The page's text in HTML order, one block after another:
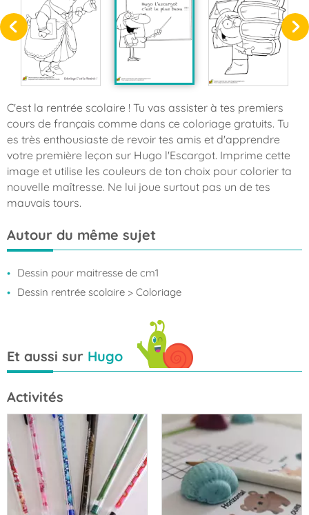
C'est la rentrée scolaire ! Tu vas assister à tes premiers
cours de français comme dans ce coloriage gratuits. Tu
es très enthousiaste de revoir tes amis et d'apprendre
votre première leçon sur Hugo l'Escargot. Imprime cette
image et utilise les couleurs de ton choix pour colorier ta
nouvelle maîtresse. Ne lui joue surtout pas un de tes
mauvais tours.
Autour du même sujet
Dessin pour maitresse de cm1
Dessin rentrée scolaire > Coloriage
Et aussi sur Hugo
Activités